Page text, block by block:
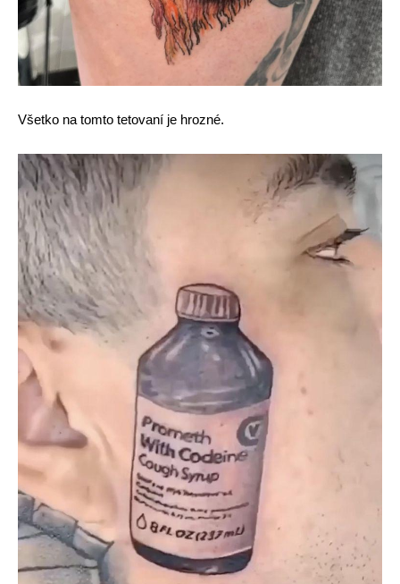
Všetko na tomto tetovaní je hrozné.